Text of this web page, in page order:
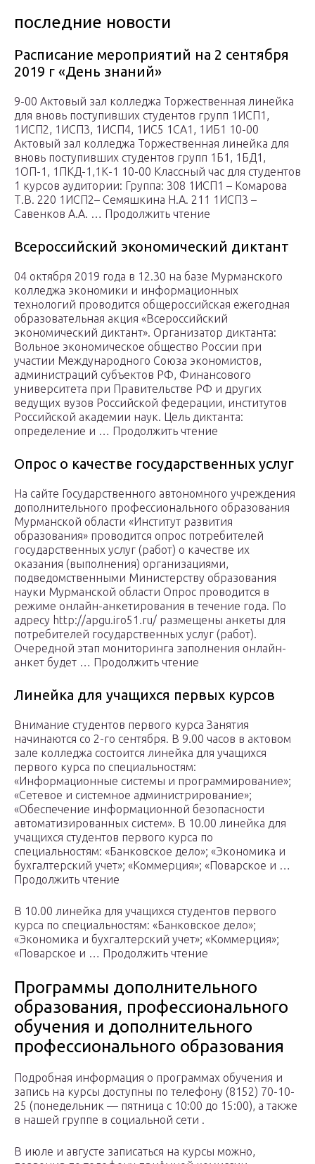
последние новости
Расписание мероприятий на 2 сентября
2019 г «День знаний»
9-00 Актовый зал колледжа Торжественная линейка
для вновь поступивших студентов групп 1ИСП1,
1ИСП2, 1ИСП3, 1ИСП4, 1ИС5 1СА1, 1ИБ1 10-00
Актовый зал колледжа Торжественная линейка для
вновь поступивших студентов групп 1Б1, 1БД1,
1ОП-1, 1ПКД-1,1К-1 10-00 Классный час для студентов
1 курсов аудитории: Группа: 308 1ИСП1 – Комарова
Т.В. 220 1ИСП2– Семяшкина Н.А. 211 1ИСП3 –
Савенков А.А. … Продолжить чтение
Всероссийский экономический диктант
04 октября 2019 года в 12.30 на базе Мурманского
колледжа экономики и информационных
технологий проводится общероссийская ежегодная
образовательная акция «Всероссийский
экономический диктант». Организатор диктанта:
Вольное экономическое общество России при
участии Международного Союза экономистов,
администраций субъектов РФ, Финансового
университета при Правительстве РФ и других
ведущих вузов Российской федерации, институтов
Российской академии наук. Цель диктанта:
определение и … Продолжить чтение
Опрос о качестве государственных услуг
На сайте Государственного автономного учреждения
дополнительного профессионального образования
Мурманской области «Институт развития
образования» проводится опрос потребителей
государственных услуг (работ) о качестве их
оказания (выполнения) организациями,
подведомственными Министерству образования
науки Мурманской области Опрос проводится в
режиме онлайн-анкетирования в течение года. По
адресу http://apgu.iro51.ru/ размещены анкеты для
потребителей государственных услуг (работ).
Очередной этап мониторинга заполнения онлайн-
анкет будет … Продолжить чтение
Линейка для учащихся первых курсов
Внимание студентов первого курса Занятия
начинаются со 2-го сентября. В 9.00 часов в актовом
зале колледжа состоится линейка для учащихся
первого курса по специальностям:
«Информационные системы и программирование»;
«Сетевое и системное администрирование»;
«Обеспечение информационной безопасности
автоматизированных систем». В 10.00 линейка для
учащихся студентов первого курса по
специальностям: «Банковское дело»; «Экономика и
бухгалтерский учет»; «Коммерция»; «Поварское и …
Продолжить чтение
В 10.00 линейка для учащихся студентов первого
курса по специальностям: «Банковское дело»;
«Экономика и бухгалтерский учет»; «Коммерция»;
«Поварское и … Продолжить чтение
Программы дополнительного
образования, профессионального
обучения и дополнительного
профессионального образования
Подробная информация о программах обучения и
запись на курсы доступны по телефону (8152) 70-10-
25 (понедельник — пятница с 10:00 до 15:00), а также
в нашей группе в социальной сети .
В июле и августе записаться на курсы можно,